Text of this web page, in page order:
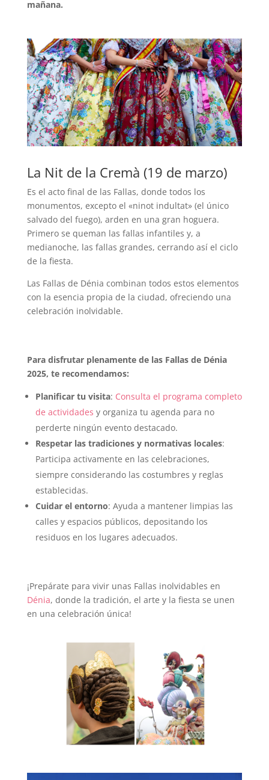
mañana.
La Nit de la Cremà (19 de marzo)
Es el acto final de las Fallas, donde todos los
monumentos, excepto el «ninot indultat» (el único
salvado del fuego), arden en una gran hoguera.
Primero se queman las fallas infantiles y, a
medianoche, las fallas grandes, cerrando así el ciclo
de la fiesta.
Las Fallas de Dénia combinan todos estos elementos
con la esencia propia de la ciudad, ofreciendo una
celebración inolvidable.
Para disfrutar plenamente de las Fallas de Dénia
2025, te recomendamos:
Planificar tu visita: Consulta el programa completo
de actividades y organiza tu agenda para no
perderte ningún evento destacado.
Respetar las tradiciones y normativas locales:
Participa activamente en las celebraciones,
siempre considerando las costumbres y reglas
establecidas.
Cuidar el entorno: Ayuda a mantener limpias las
calles y espacios públicos, depositando los
residuos en los lugares adecuados.
¡Prepárate para vivir unas Fallas inolvidables en
Dénia, donde la tradición, el arte y la fiesta se unen
en una celebración única!